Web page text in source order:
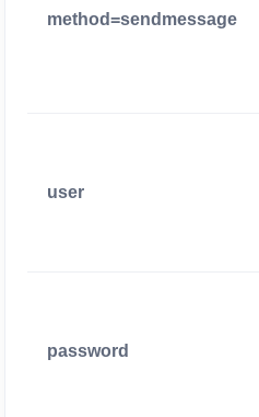
method=sendmessage
user
password